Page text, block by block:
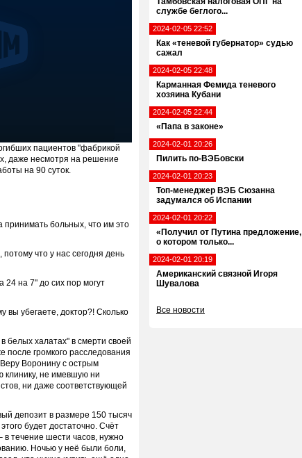
службе беглого...
2024-02-05 22:52
Как «теневой губернатор» судью
сажал
2024-02-05 22:48
Карманная Фемида теневого
хозяина Кубани
2024-02-05 22:44
«Папа в законе»
2024-02-01 20:26
Пилить по-ВЭБовски
2024-02-01 20:23
Топ-менеджер ВЭБ Сюзанна
задумался об Испании
2024-02-01 20:22
«Получил от Путина предложение,
о котором только...
2024-02-01 20:19
Американский связной Игоря
Шувалова
Все новости
пациентов "фабрикой
даже несмотря на решение
на 90 суток.
принимать больных, что им это
что у нас сегодня день
24 на 7" до сих пор могут
вы убегаете, доктор?! Сколько
белых халатах" в смерти своей
после громкого расследования
Воронину с острым
клинику, не имевшую ни
ни даже соответствующей
депозит в размере 150 тысяч
будет достаточно. Счёт
в течение шести часов, нужно
Ночью у неё были боли,